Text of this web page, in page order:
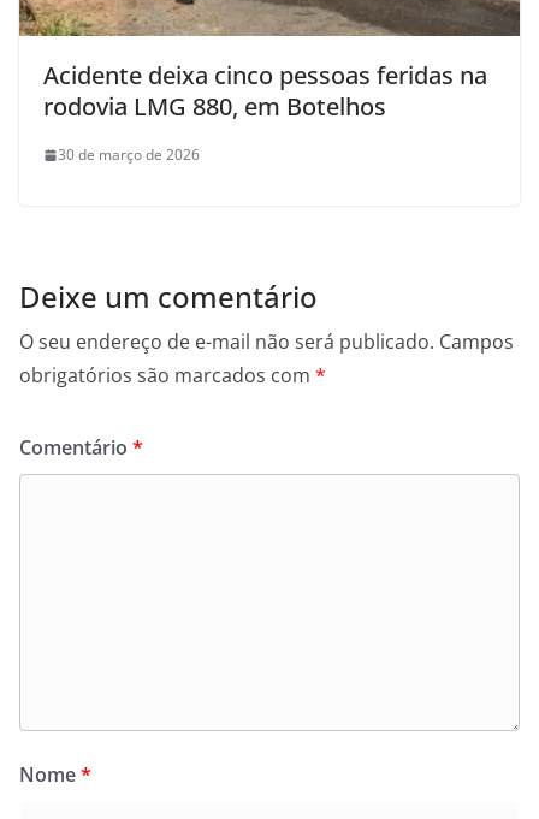
Acidente deixa cinco pessoas feridas na
rodovia LMG 880, em Botelhos
30 de março de 2026
Deixe um comentário
O seu endereço de e-mail não será publicado. Campos
obrigatórios são marcados com *
Comentário *
Nome*